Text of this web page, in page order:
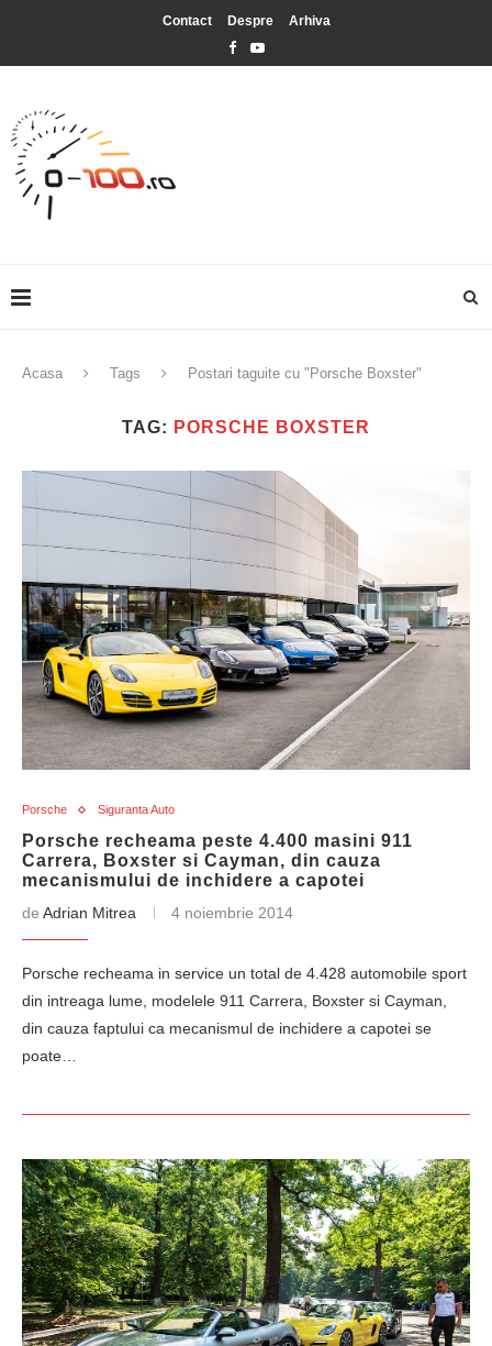
Contact Despre Arhiva
Acasa Tags Postari taguite cu "Porsche Boxster"
TAG: PORSCHE BOXSTER
Porsche Siguranta Auto
Porsche recheama peste 4.400 masini 911
Carrera, Boxster si Cayman, din cauza
mecanismului de inchidere a capotei
de Adrian Mitrea 4 noiembrie 2014
Porsche recheama in service un total de 4.428 automobile sport
din intreaga lume, modelele 911 Carrera, Boxster si Cayman,
din cauza faptului ca mecanismul de inchidere a capotei se
poate…